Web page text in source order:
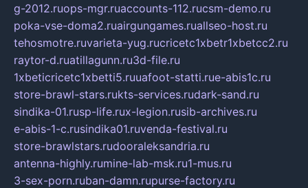
g-2012.ruops-mgr.ruaccounts-112.rucsm-demo.ru
poka-vse-doma2.ruairgungames.ruallseo-host.ru
tehosmotre.ruvarieta-yug.rucricetc1xbetr1xbetcc2.ru
raytor-d.ruatillagunn.ru3d-file.ru
1xbeticricetc1xbetti5.ruuafoot-statti.rue-abis1c.ru
store-brawl-stars.rukts-services.rudark-sand.ru
sindika-01.rusp-life.rux-legion.rusib-archives.ru
e-abis-1-c.rusindika01.ruvenda-festival.ru
store-brawlstars.rudooraleksandria.ru
antenna-highly.rumine-lab-msk.ru1-mus.ru
3-sex-porn.ruban-damn.rupurse-factory.ru